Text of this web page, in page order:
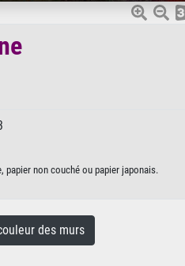
papier non couché ou papier japonais.
des murs